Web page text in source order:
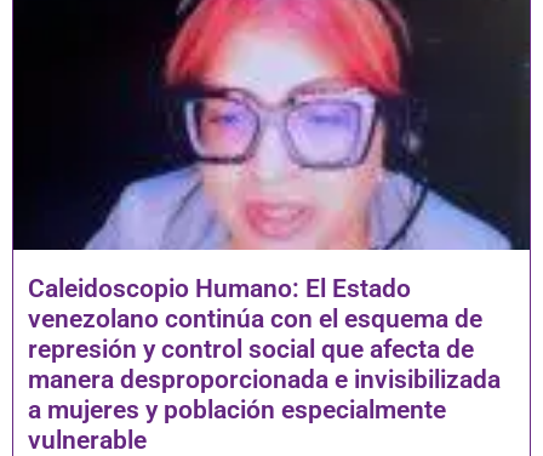
Caleidoscopio Humano: El Estado
venezolano continúa con el esquema de
represión y control social que afecta de
manera desproporcionada e invisibilizada
a mujeres y población especialmente
vulnerable